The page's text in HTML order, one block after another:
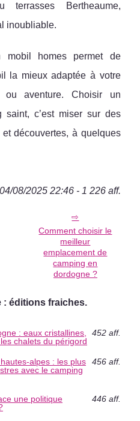
Bertheaume,
inoubliable.
mobil homes permet de
la mieux adaptée à votre
ou aventure. Choisir un
saint, c’est miser sur des
découvertes, à quelques
04/08/2025 22:46 - 1 226 aff.
Comment choisir le
meilleur
emplacement de
camping en
dordogne ?
: éditions fraiches.
: eaux cristallines,
chalets du périgord
452 aff.
alpes : les plus
avec le camping
456 aff.
une politique
446 aff.